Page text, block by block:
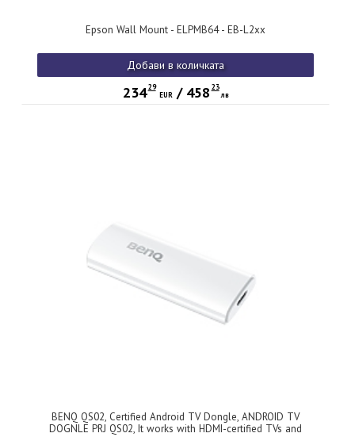
Epson Wall Mount - ELPMB64 - EB-L2xx
Добави в количката
234 29
EUR/ 458 23
лв
BENQ QS02, Certified Android TV Dongle, ANDROID TV
DOGNLE PRJ QS02, It works with HDMI-certified TVs and